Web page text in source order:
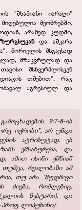
"შხამიანი იარაღი"
მეომრებში,
არამედ კუდში,
და აშკარა
მორიელის მსგავსად
მზაკვრულად და
მსხვერპლისკენ
თმებით", რაც
აგრესიულ და
9:7-8-ის
ოქროსი", არ უნდა
ატრიბუტად. ეს
ემსახურება, და
ამით ისინი ქმნიან
რეალობაში ამ
თუ არა "მუდმივი
ძიება, რომლებიც,
ნესტარი), და
პროფ. ლოპუხინი).